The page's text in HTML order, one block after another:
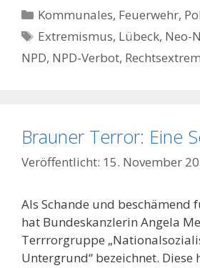
Kategorien
Kommunales, Feuerwehr,
Schlagwörter
Extremismus, Lübeck, Neo-
NPD, NPD-Verbot,
Brauner Terror: Eine
15. November
Als Schande und beschämend
hat Bundeskanzlerin Angela
Terrrorgruppe
Untergrund“ bezeichnet. Diese